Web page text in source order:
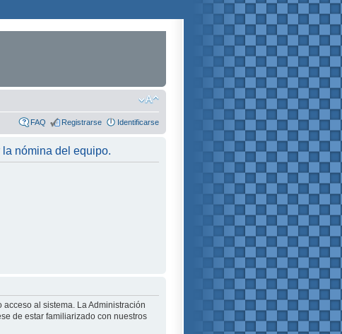
FAQ Registrarse Identificarse
nómina del equipo.
al sistema. La Administración
de estar familiarizado con nuestros